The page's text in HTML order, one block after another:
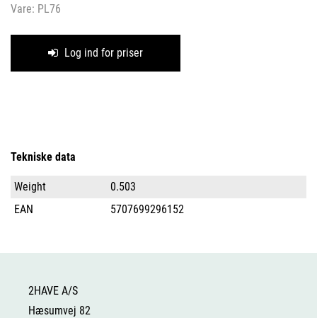
Vare: PL76
Log ind for priser
Tekniske data
Weight
0.503
EAN
5707699296152
2HAVE A/S
Hæsumvej 82